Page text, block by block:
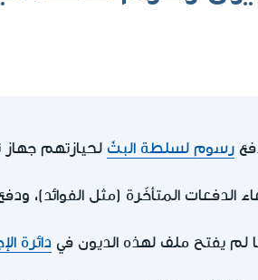
رسوم لسلطة البثّ لحيازتهم
الدفعات المتأخّرة (مثل الفوائد)،
لم يفتح ملف لهذه الديون في دائرة